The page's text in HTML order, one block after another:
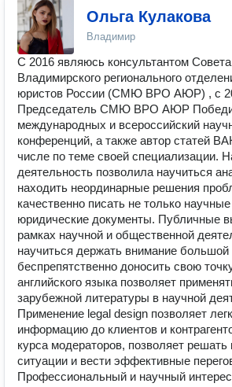
Ольга Кулакова
Владимир
С 2016 являюсь консультантом
Владимирского регионального
юристов России (СМЮ ВРО АЮР) , с
Председатель СМЮ ВРО АЮР
международных и всероссийский
конференций, а также автор статей
числе по теме своей специализации.
деятельность позволила научиться
находить неординарные решения
качественно писать не только
юридические документы. Публичные
рамках научной и общественной
научиться держать внимание большой
беспрепятственно доносить свою
английского языка позволяет
зарубежной литературы в научной
Применение legal design позволяет
информацию до клиентов и
курса модераторов, позволяет
ситуации и вести эффективные
Профессиональный и научный